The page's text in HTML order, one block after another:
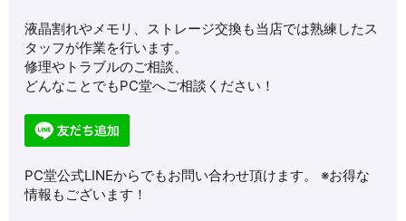
液晶割れやメモリ、ストレージ交換も当店では熟練したス
タッフが作業を行います。
修理やトラブルのご相談、
どんなことでもPC堂へご相談ください！
PC堂公式LINEからでもお問い合わせ頂けます。 ※お得な
情報もございます！